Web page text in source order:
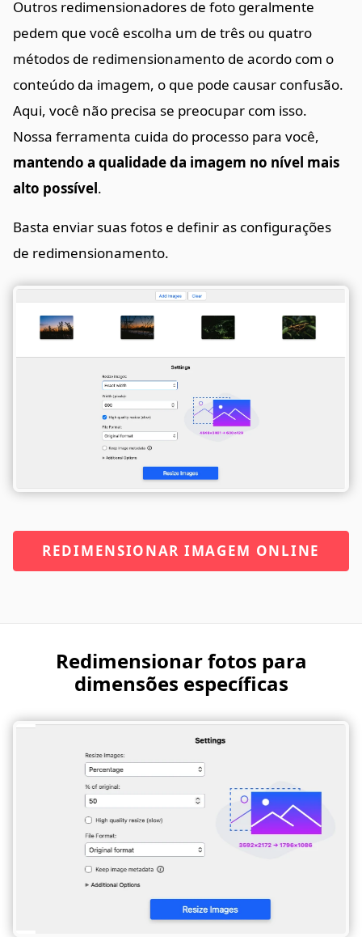
Outros redimensionadores de foto geralmente
pedem que você escolha um de três ou quatro
métodos de redimensionamento de acordo com o
conteúdo da imagem, o que pode causar confusão.
Aqui, você não precisa se preocupar com isso.
Nossa ferramenta cuida do processo para você,
mantendo a qualidade da imagem no nível mais
alto possível.
Basta enviar suas fotos e definir as configurações
de redimensionamento.
REDIMENSIONAR IMAGEM ONLINE
Redimensionar fotos para
dimensões específicas